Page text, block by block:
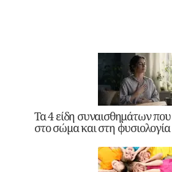
Τα 4 είδη συναισθημάτων
στο σώμα και στη